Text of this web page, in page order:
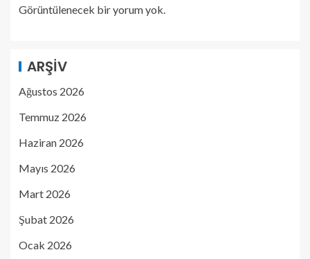
Görüntülenecek bir yorum yok.
ARŞIV
Ağustos 2026
Temmuz 2026
Haziran 2026
Mayıs 2026
Mart 2026
Şubat 2026
Ocak 2026